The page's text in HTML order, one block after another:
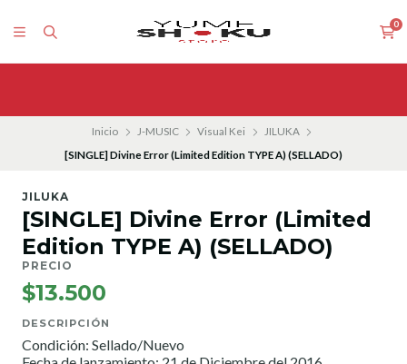
0
Inicio J-MUSIC Visual Kei
JILUKA
[SINGLE] Divine Error (Limited Edition TYPE A) (SELLADO)
JILUKA
[SINGLE] Divine Error (Limited
Edition TYPE A) (SELLADO)
PRECIO
$13.500
DESCRIPCIÓN
Condición: Sellado/Nuevo